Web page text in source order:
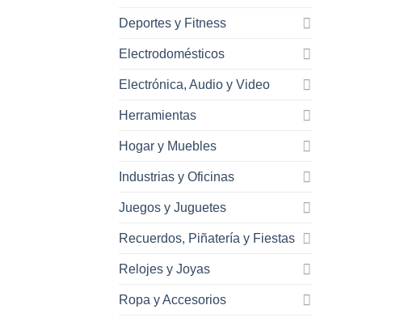
Deportes y Fitness
Electrodomésticos
Electrónica, Audio y Video
Herramientas
Hogar y Muebles
Industrias y Oficinas
Juegos y Juguetes
Recuerdos, Piñatería y Fiestas
Relojes y Joyas
Ropa y Accesorios